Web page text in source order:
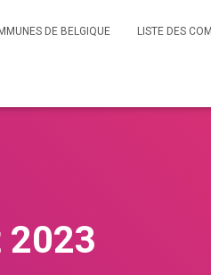
DE BELGIQUE LISTE DES
2023